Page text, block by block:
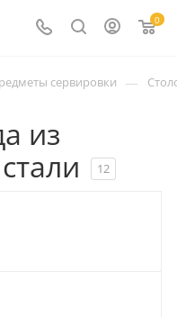
0
сервировки —
из
12